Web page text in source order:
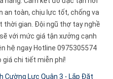
an toàn, chịu lực tốt, chống va
thời gian. Đội ngũ thợ tay nghề
với mức giá tận xưởng cạnh
hệ ngay Hotline 0975305574
giá chi tiết miễn phí!
Cường Lực Quận 3 - Lắp Đặt